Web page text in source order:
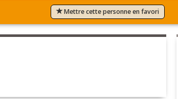
Mettre cette personne en favori